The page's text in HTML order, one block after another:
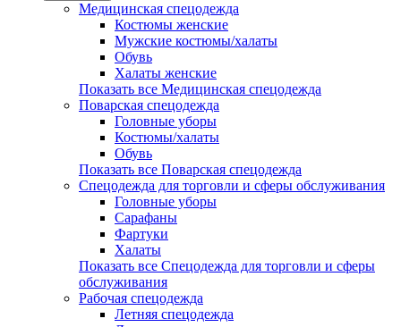
Медицинская спецодежда
Костюмы женские
Мужские костюмы/халаты
Обувь
Халаты женские
Показать все Медицинская спецодежда
Поварская спецодежда
Головные уборы
Костюмы/халаты
Обувь
Показать все Поварская спецодежда
Спецодежда для торговли и сферы обслуживания
Головные уборы
Сарафаны
Фартуки
Халаты
Показать все Спецодежда для торговли и сферы
обслуживания
Рабочая спецодежда
Летняя спецодежда